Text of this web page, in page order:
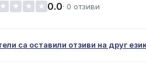
★ ★ ★ ★ 0.0· 0 отзиви
са оставили отзиви на друг